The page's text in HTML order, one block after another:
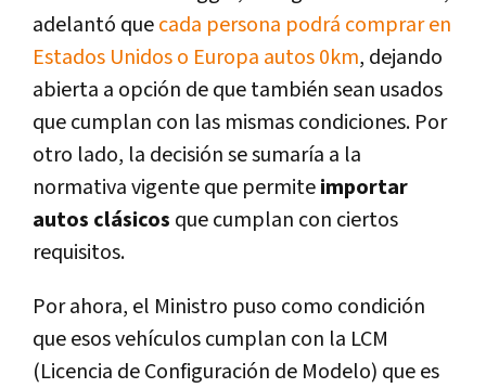
adelantó quecada persona podrá comprar en
Estados Unidos o Europa autos 0km, dejando
abierta a opción de que también sean usados
que cumplan con las mismas condiciones. Por
otro lado, la decisión se sumaría a la
normativa vigente que permiteimportar
autos clásicos que cumplan con ciertos
requisitos.
Por ahora, el Ministro puso como condición
que esos vehículos cumplan con la LCM
(Licencia de Configuración de Modelo) que es